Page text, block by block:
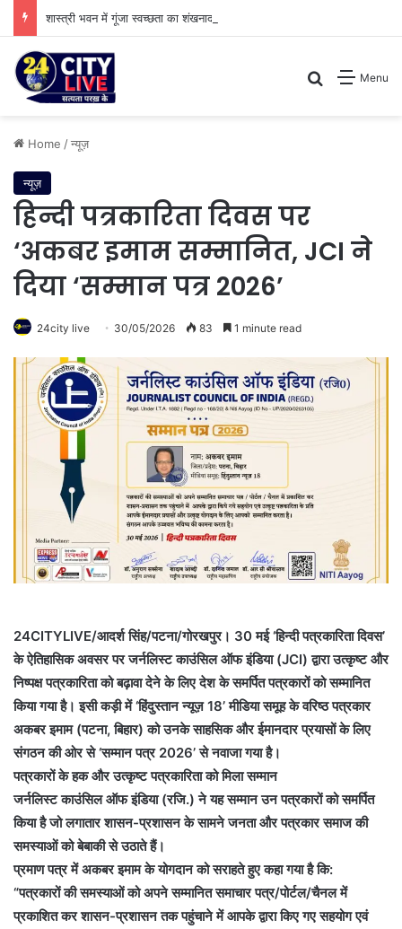
Menu
Search for
Home /न्यूज़
न्यूज़
हिन्दी पत्रकारिता दिवस पर
‘अकबर इमाम सम्मानित, JCI ने
दिया ‘सम्मान पत्र 2026’
24city live 30/05/2026 83 1 minute read
24CITYLIVE/आदर्श सिंह/पटना/गोरखपुर। 30 मई ‘हिन्दी पत्रकारिता दिवस’
के ऐतिहासिक अवसर पर जर्नलिस्ट काउंसिल ऑफ इंडिया (JCI) द्वारा उत्कृष्ट और
निष्पक्ष पत्रकारिता को बढ़ावा देने के लिए देश के समर्पित पत्रकारों को सम्मानित
किया गया है। इसी कड़ी में ‘हिंदुस्तान न्यूज़ 18’ मीडिया समूह के वरिष्ठ पत्रकार
अकबर इमाम (पटना, बिहार) को उनके साहसिक और ईमानदार प्रयासों के लिए
संगठन की ओर से ‘सम्मान पत्र 2026’ से नवाजा गया है।
पत्रकारों के हक और उत्कृष्ट पत्रकारिता को मिला सम्मान
जर्नलिस्ट काउंसिल ऑफ इंडिया (रजि.) ने यह सम्मान उन पत्रकारों को समर्पित
किया है जो लगातार शासन-प्रशासन के सामने जनता और पत्रकार समाज की
समस्याओं को बेबाकी से उठाते हैं।
प्रमाण पत्र में अकबर इमाम के योगदान को सराहते हुए कहा गया है कि:
“पत्रकारों की समस्याओं को अपने सम्मानित समाचार पत्र/पोर्टल/चैनल में
प्रकाशित कर शासन-प्रशासन तक पहुंचाने में आपके द्वारा किए गए सहयोग एवं